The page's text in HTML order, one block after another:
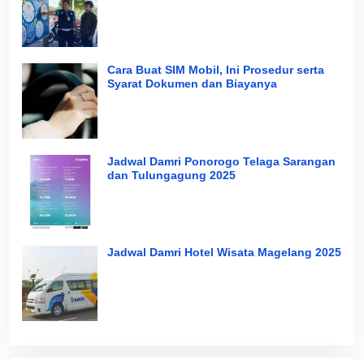
Cara Buat SIM Mobil, Ini Prosedur serta
Syarat Dokumen dan Biayanya
Jadwal Damri Ponorogo Telaga Sarangan
dan Tulungagung 2025
Jadwal Damri Hotel Wisata Magelang 2025